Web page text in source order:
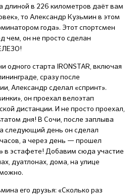
длиной в 226 километров даёт вам
то Александр Кузьмин в этом
года». Этот спортсмен
чем, он не просто сделан
одного старта IRONSTAR, включая
сразу после
Александр сделал «спринт».
он проехал велоэтап
дистанции. И не просто проехал,
дня! В Сочи, после заплыва
следующий день он сделал
а через день — прошел
в эстафете! Добавим сюда участие
дуатлонах, дома, на улице
его друзья: «Сколько раз